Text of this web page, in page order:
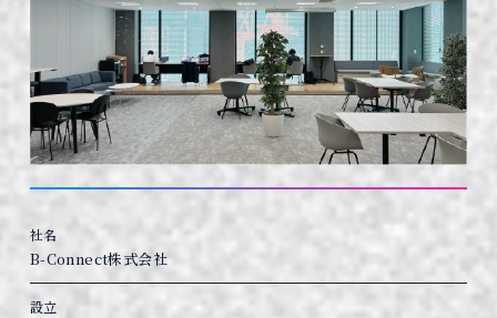
社名
B-Connect株式会社
設立